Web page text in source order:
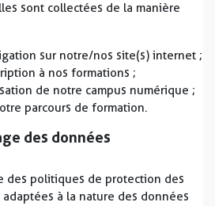
sont collectées de la manière
sur notre/nos site(s) internet ;
à nos formations ;
de notre campus numérique ;
parcours de formation.
des données
des politiques de protection des
à la nature des données